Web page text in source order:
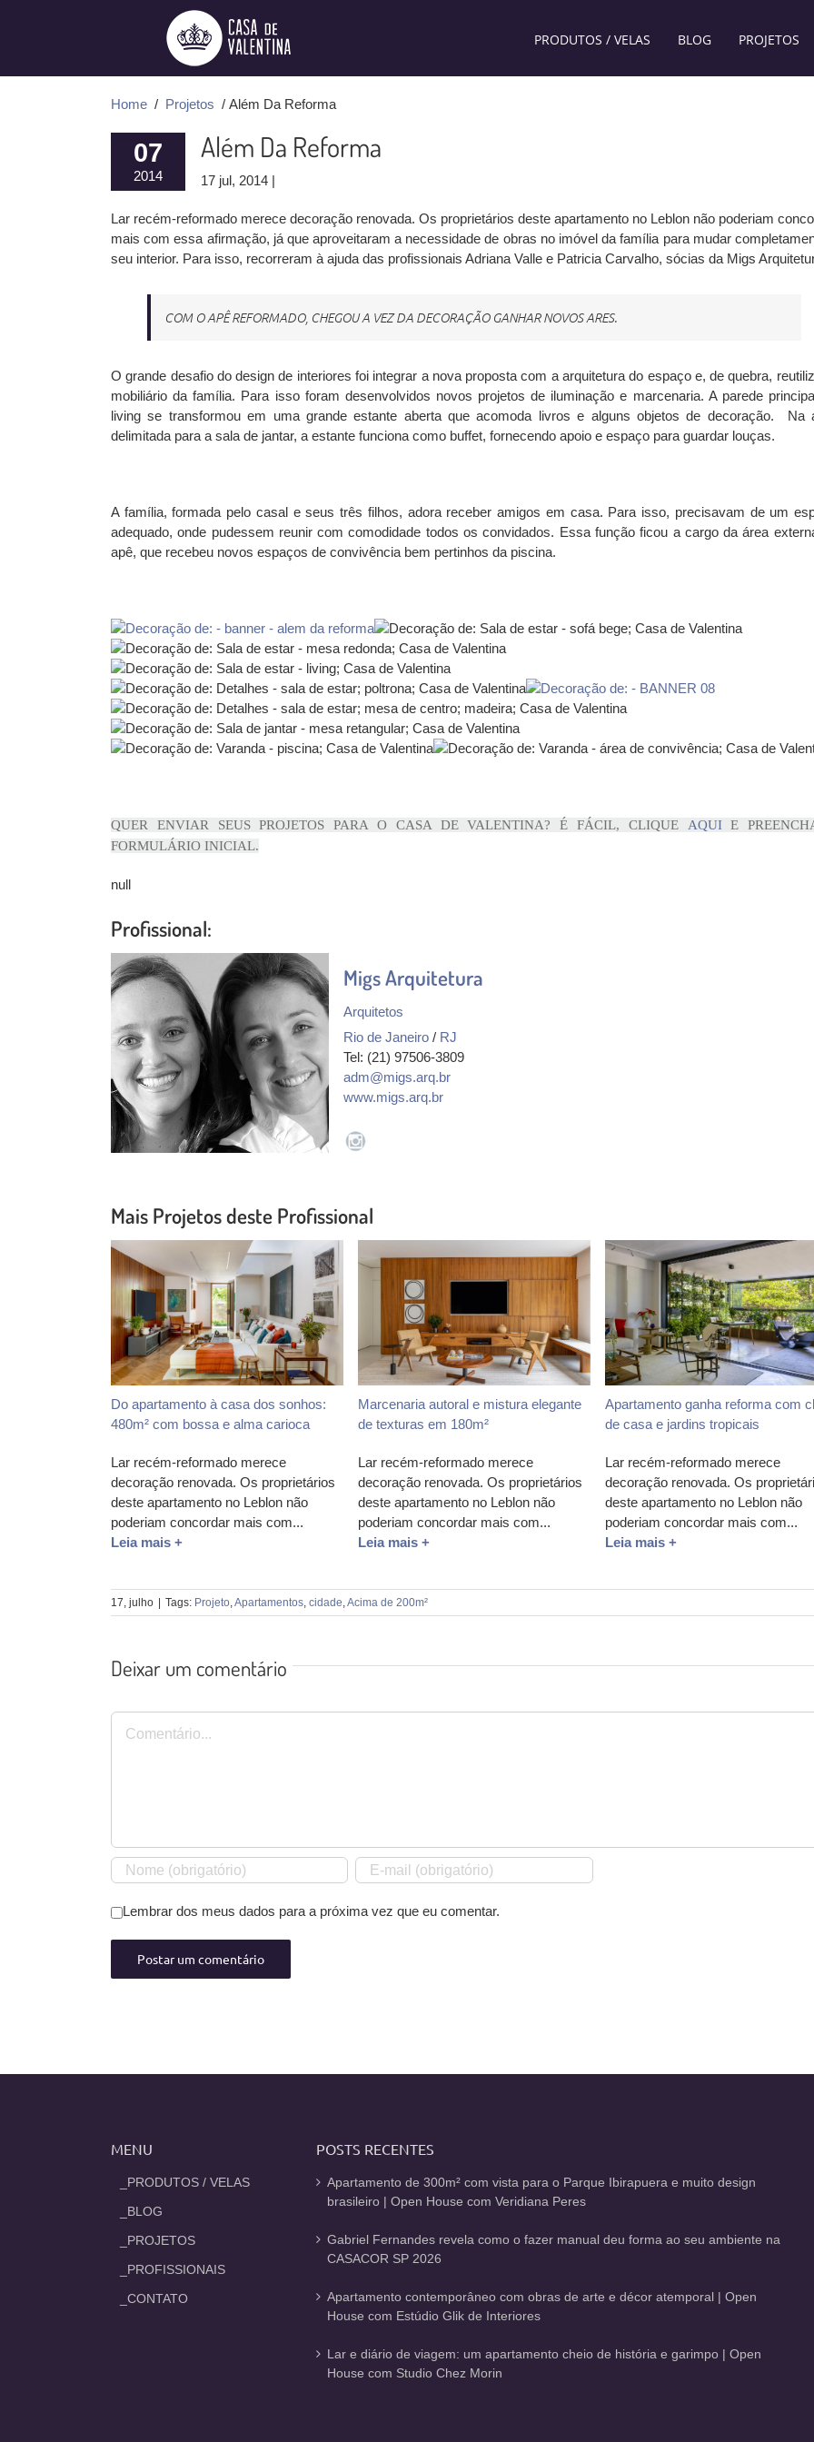
PRODUTOS / VELAS BLOG PROJETOS
Home / Projetos / Além Da Reforma
07
2014
Além Da Reforma
17 jul, 2014 |
Lar recém-reformado merece decoração renovada. Os proprietários deste apartamento no Leblon não poderiam
mais com essa afirmação, já que aproveitaram a necessidade de obras no imóvel da família para mudar
seu interior. Para isso, recorreram à ajuda das profissionais Adriana Valle e Patricia Carvalho, sócias da Migs
COM O APÊ REFORMADO, CHEGOU A VEZ DA DECORAÇÃO GANHAR NOVOS ARES.
O grande desafio do design de interiores foi integrar a nova proposta com a arquitetura do espaço e, de quebra,
mobiliário da família. Para isso foram desenvolvidos novos projetos de iluminação e marcenaria. A parede
living se transformou em uma grande estante aberta que acomoda livros e alguns objetos de decoração. Na
delimitada para a sala de jantar, a estante funciona como buffet, fornecendo apoio e espaço para guardar louças.
A família, formada pelo casal e seus três filhos, adora receber amigos em casa. Para isso, precisavam de um
adequado, onde pudessem reunir com comodidade todos os convidados. Essa função ficou a cargo da área
apê, que recebeu novos espaços de convivência bem pertinhos da piscina.
QUER ENVIAR SEUS PROJETOS PARA O CASA DE VALENTINA? É FÁCIL, CLIQUE AQUIE
FORMULÁRIO INICIAL.
null
Profissional:
Migs Arquitetura
Arquitetos
Rio de Janeiro / RJ
Tel: (21) 97506-3809
adm@migs.arq.br
www.migs.arq.br
Mais Projetos deste Profissional
Do apartamento à casa dos sonhos:
480m² com bossa e alma carioca
Lar recém-reformado merece
decoração renovada. Os proprietários
deste apartamento no Leblon não
poderiam concordar mais com...
Leia mais +
Marcenaria autoral e mistura elegante
de texturas em 180m²
Lar recém-reformado merece
decoração renovada. Os proprietários
deste apartamento no Leblon não
poderiam concordar mais com...
Leia mais +
Apartamento ganha reforma com
de casa e jardins tropicais
Lar recém-reformado merece
decoração renovada. Os
deste apartamento no Leblon não
poderiam concordar mais com...
Leia mais +
17, julho Tags: Projeto,Apartamentos, cidade,Acima de 200m²
Deixar um comentário
Comentário
Lembrar dos meus dados para a próxima vez que eu comentar.
MENU
_PRODUTOS / VELAS
_BLOG
_PROJETOS
_PROFISSIONAIS
_CONTATO
POSTS RECENTES
Apartamento de 300m² com vista para o Parque Ibirapuera e muito design
brasileiro | Open House com Veridiana Peres
Gabriel Fernandes revela como o fazer manual deu forma ao seu ambiente na
CASACOR SP 2026
Apartamento contemporâneo com obras de arte e décor atemporal | Open
House com Estúdio Glik de Interiores
Lar e diário de viagem: um apartamento cheio de história e garimpo | Open
House com Studio Chez Morin